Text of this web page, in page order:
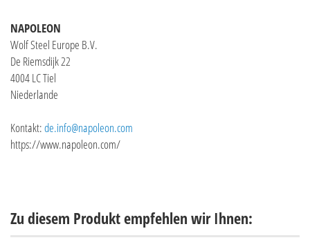
NAPOLEON
Wolf Steel Europe B.V.
De Riemsdijk 22
4004 LC Tiel
Niederlande
Kontakt:de.info@napoleon.com
https://www.napoleon.com/
Zu diesem Produkt empfehlen wir Ihnen: